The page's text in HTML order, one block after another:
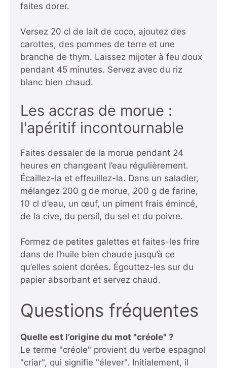
faites dorer.
Versez 20 cl de lait de coco, ajoutez des
carottes, des pommes de terre et une
branche de thym. Laissez mijoter à feu doux
pendant 45 minutes. Servez avec du riz
blanc bien chaud.
Les accras de morue :
l'apéritif incontournable
Faites dessaler de la morue pendant 24
heures en changeant l’eau régulièrement.
Écaillez-la et effeuillez-la. Dans un saladier,
mélangez 200 g de morue, 200 g de farine,
10 cl d’eau, un œuf, un piment frais émincé,
de la cive, du persil, du sel et du poivre.
Formez de petites galettes et faites-les frire
dans de l’huile bien chaude jusqu’à ce
qu’elles soient dorées. Égouttez-les sur du
papier absorbant et servez chaud.
Questions fréquentes
Quelle est l’origine du mot "créole" ?
Le terme "créole" provient du verbe espagnol
"criar", qui signifie "élever". Initialement, il